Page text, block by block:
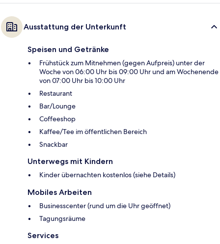
Ausstattung der Unterkunft
Speisen und Getränke
Frühstück zum Mitnehmen (gegen Aufpreis) unter der
Woche von 06:00 Uhr bis 09:00 Uhr und am Wochenende
von 07:00 Uhr bis 10:00 Uhr
Restaurant
Bar/Lounge
Coffeeshop
Kaffee/Tee im öffentlichen Bereich
Snackbar
Unterwegs mit Kindern
Kinder übernachten kostenlos (siehe Details)
Mobiles Arbeiten
Businesscenter (rund um die Uhr geöffnet)
Tagungsräume
Services